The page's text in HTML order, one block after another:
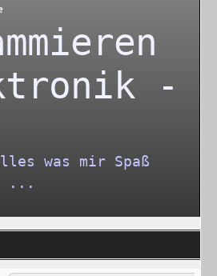
-
was mir Spaß
...